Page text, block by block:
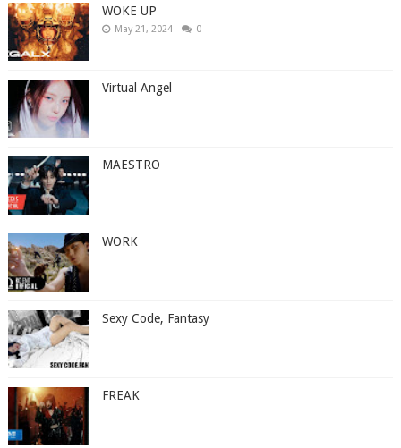
WOKE UP
May 21, 2024 0
Virtual Angel
MAESTRO
WORK
Sexy Code, Fantasy
FREAK